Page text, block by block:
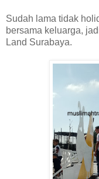
Sudah lama tidak
bersama keluarga,
Land Surabaya.